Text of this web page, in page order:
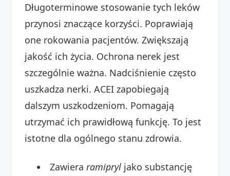
Długoterminowe stosowanie tych leków
przynosi znaczące korzyści. Poprawiają
one rokowania pacjentów. Zwiększają
jakość ich życia. Ochrona nerek jest
szczególnie ważna. Nadciśnienie często
uszkadza nerki. ACEI zapobiegają
dalszym uszkodzeniom. Pomagają
utrzymać ich prawidłową funkcję. To jest
istotne dla ogólnego stanu zdrowia.
Zawiera ramipryl jako substancję